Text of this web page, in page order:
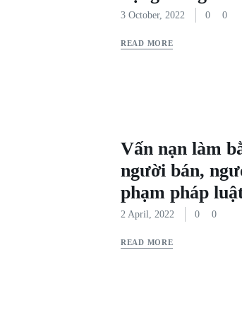
3 October, 2022 0 0
READ MORE
Vấn nạn làm
người bán,
phạm pháp
2 April, 2022 0 0
READ MORE